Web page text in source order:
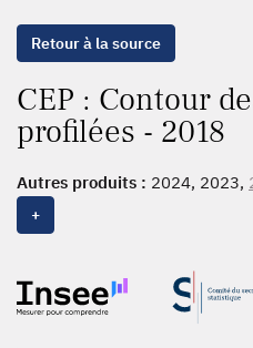
Retour à la source
CEP : Contour
profilées - 2018
Autres produits : 2024, 2023,
2018
2009
+